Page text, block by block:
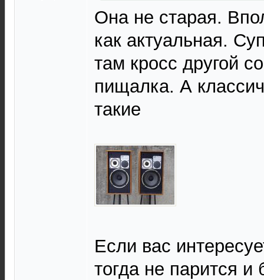
Она не старая.
как актуальная.
там кросс другой
пищалка. А
такие
Если вас
тогда не парится